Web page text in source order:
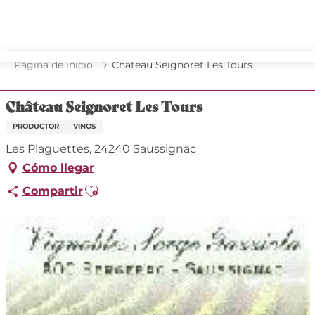
principal
Página de inicio Château Seignoret Les Tours
Château Seignoret Les Tours
PRODUCTOR VINOS
Les Plaguettes, 24240 Saussignac
Cómo llegar
CompartirAjouter aux favoris